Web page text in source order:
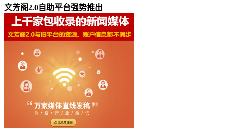
文芳阁2.0自助平台强势推出